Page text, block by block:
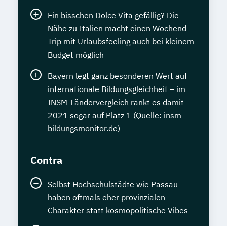
Ein bisschen Dolce Vita gefällig? Die
Nähe zu Italien macht einen Wochend-
Trip mit Urlaubsfeeling auch bei kleinem
Budget möglich
Bayern legt ganz besonderen Wert auf
internationale Bildungsgleichheit – im
INSM-Ländervergleich rankt es damit
2021 sogar auf Platz 1 (Quelle: insm-
bildungsmonitor.de)
Contra
Selbst Hochschulstädte wie Passau
haben oftmals eher provinzialen
Charakter statt kosmopolitische Vibes